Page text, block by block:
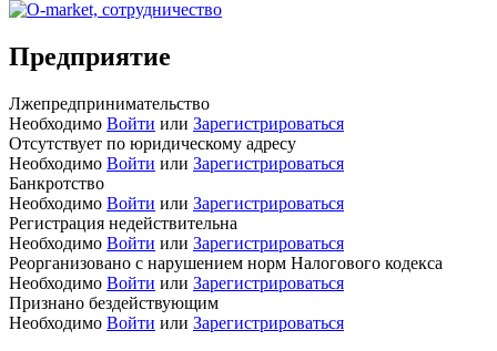
Предприятие
Лжепредпринимательство
Необходимо Войти или Зарегистрироваться
Отсутствует по юридическому адресу
Необходимо Войти или Зарегистрироваться
Банкротство
Необходимо Войти или Зарегистрироваться
Регистрация недействительна
Необходимо Войти или Зарегистрироваться
Реорганизовано с нарушением норм Налогового кодекса
Необходимо Войти или Зарегистрироваться
Признано бездействующим
Необходимо Войти или Зарегистрироваться